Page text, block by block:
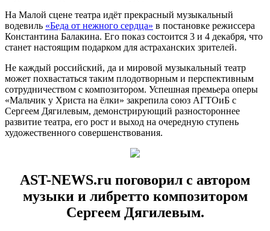
На Малой сцене театра идёт прекрасный музыкальный
водевиль «Беда от нежного сердца» в постановке режиссера
Константина Балакина. Его показ состоится 3 и 4 декабря, что
станет настоящим подарком для астраханских зрителей.
Не каждый российский, да и мировой музыкальный театр
может похвастаться таким плодотворным и перспективным
сотрудничеством с композитором. Успешная премьера оперы
«Мальчик у Христа на ёлки» закрепила союз АГТОиБ с
Сергеем Дягилевым, демонстрирующий разностороннее
развитие театра, его рост и выход на очередную ступень
художественного совершенствования.
AST-NEWS.ru поговорил с автором
музыки и либретто композитором
Сергеем Дягилевым.